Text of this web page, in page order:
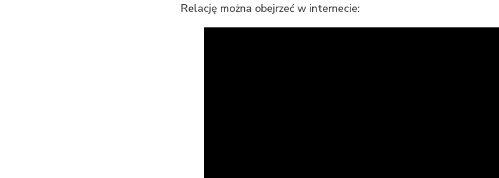
Relację można obejrzeć w internecie: